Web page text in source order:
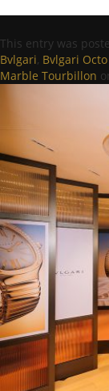
This entry was
Bvlgari, Bvlgari
Marble Tourbillon